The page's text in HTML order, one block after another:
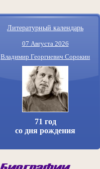
Литературный календарь
07 Августа 2026
Владимир Георгиевич Сорокин
71 год
со дня рождения